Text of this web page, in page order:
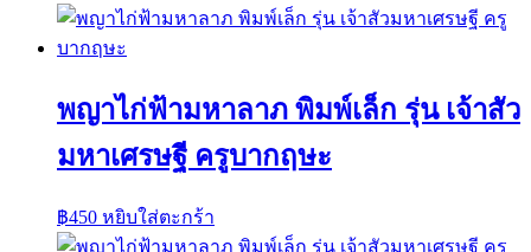
พญาไก่ฟ้ามหาลาภ พิมพ์เล็ก รุ่น เจ้าสัว
มหาเศรษฐี ครูบากฤษะ
฿450 หยิบใส่ตะกร้า